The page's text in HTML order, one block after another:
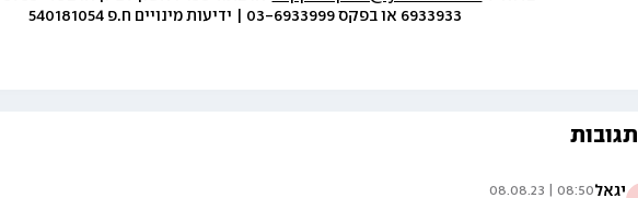
6933933 או בפקס 03-6933999 | ידיעות מינויים ח.פ 540181054
תגובות
יגאל08:50 | 08.08.23